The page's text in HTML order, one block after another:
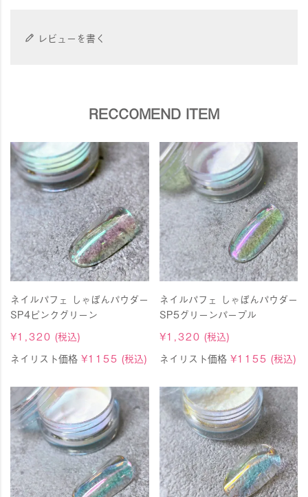
レビューを書く
RECCOMEND ITEM
ネイルパフェ しゃぼんパウダー
SP4ピンクグリーン
¥1,320 (税込)
ネイリスト価格 ¥1155 (税込)
ネイルパフェ しゃぼんパウダー
SP5グリーンパープル
¥1,320 (税込)
ネイリスト価格 ¥1155 (税込)